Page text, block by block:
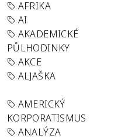
AFRIKA
AI
AKADEMICKÉ
PŮLHODINKY
AKCE
ALJAŠKA
AMERICKÝ
KORPORATISMUS
ANALÝZA